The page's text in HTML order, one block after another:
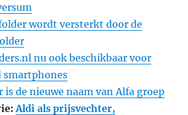
wordt versterkt door de
nu ook beschikbaar voor
smartphones
is de nieuwe naam van Alfa groep
Aldi als prijsvechter,